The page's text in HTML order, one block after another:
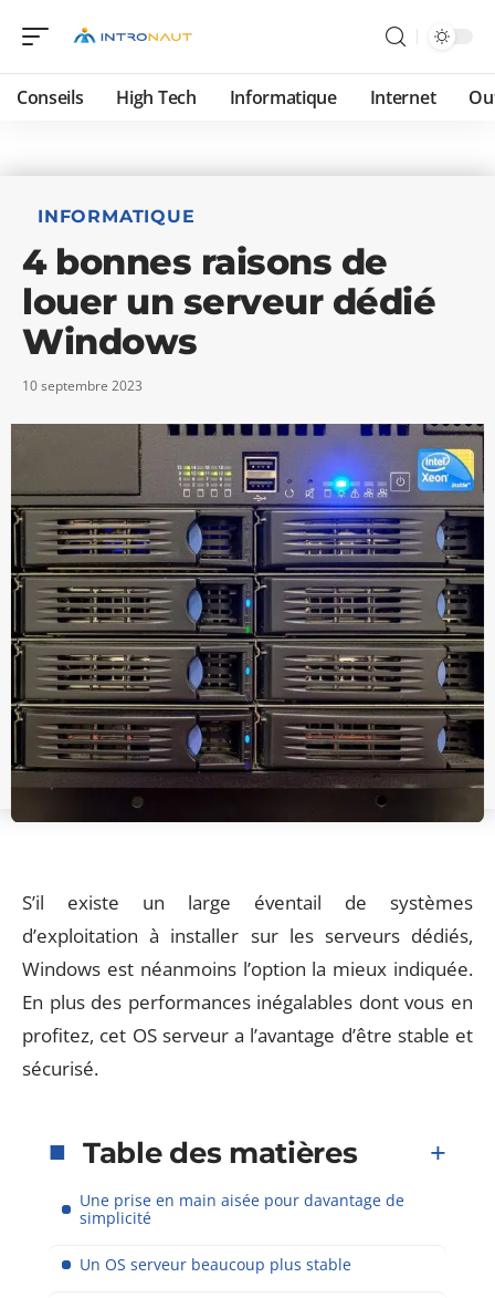
Conseils High Tech Informatique Internet
INFORMATIQUE
4 bonnes raisons de
louer un serveur dédié
Windows
10 septembre 2023
S’il existe un large éventail de systèmes
d’exploitation à installer sur les serveurs dédiés,
Windows est néanmoins l’option la mieux indiquée.
En plus des performances inégalables dont vous en
profitez, cet OS serveur a l’avantage d’être stable et
sécurisé.
Table des matières
Une prise en main aisée pour davantage de
simplicité
Un OS serveur beaucoup plus stable